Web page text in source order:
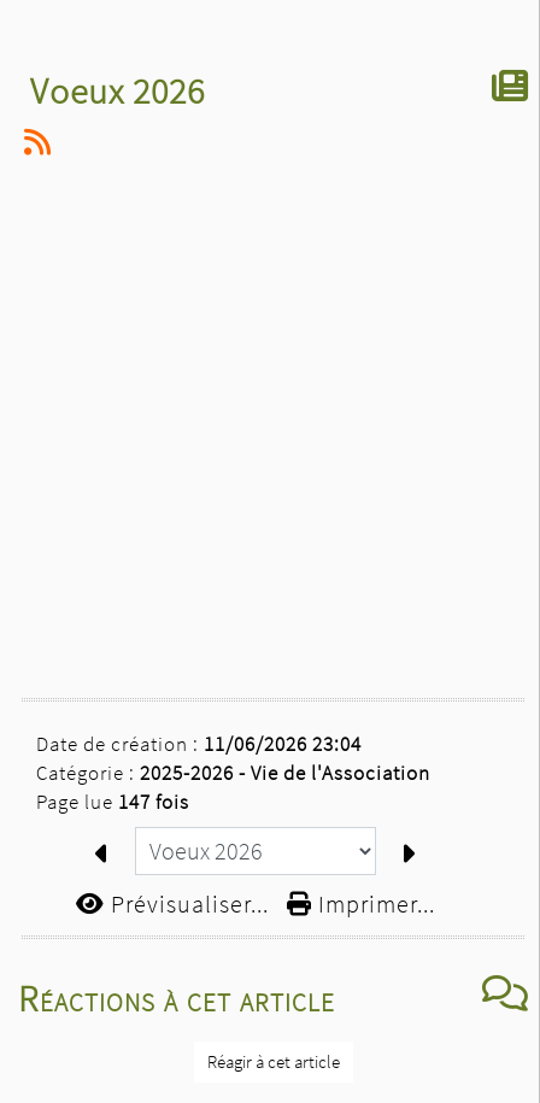
Voeux 2026
Date de création : 11/06/2026 23:04
Catégorie : 2025-2026 -Vie de l'Association
Page lue 147 fois
Prévisualiser... Imprimer...
Réactions à cet article
Réagir à cet article